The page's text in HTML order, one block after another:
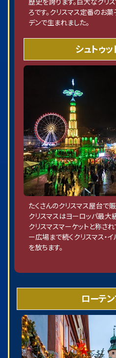
歴史を誇ります。巨大なクリ
ろです。クリスマス定番のお菓
デンで生まれました。
シュトゥ
たくさんのクリスマス屋台で
クリスマスはヨーロッパ最大
クリスマスマーケットと称さ
ー広場まで続くクリスマス・
を放ちます。
ローテ